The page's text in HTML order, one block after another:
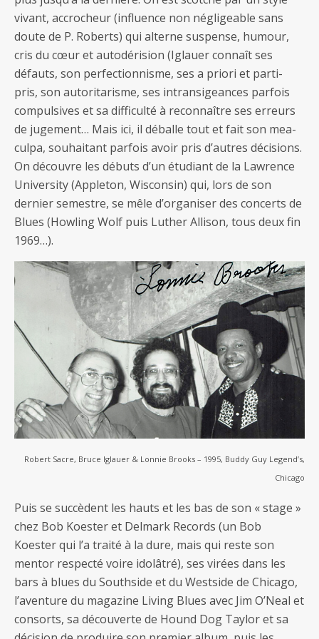
vivant, accrocheur (influence non négligeable sans
doute de P. Roberts) qui alterne suspense, humour,
cris du cœur et autodérision (Iglauer connaît ses
défauts, son perfectionnisme, ses a priori et parti-
pris, son autoritarisme, ses intransigeances parfois
compulsives et sa difficulté à reconnaître ses erreurs
de jugement… Mais ici, il déballe tout et fait son mea-
culpa, souhaitant parfois avoir pris d’autres décisions.
On découvre les débuts d’un étudiant de la Lawrence
University (Appleton, Wisconsin) qui, lors de son
dernier semestre, se mêle d’organiser des concerts de
Blues (Howling Wolf puis Luther Allison, tous deux fin
1969…).
Robert Sacre, Bruce Iglauer & Lonnie Brooks – 1995, Buddy Guy Legend’s,
Chicago
Puis se succèdent les hauts et les bas de son « stage »
chez Bob Koester et Delmark Records (un Bob
Koester qui l’a traité à la dure, mais qui reste son
mentor respecté voire idolâtré), ses virées dans les
bars à blues du Southside et du Westside de Chicago,
l’aventure du magazine Living Blues avec Jim O’Neal et
consorts, sa découverte de Hound Dog Taylor et sa